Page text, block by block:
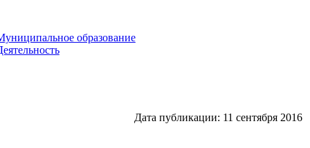
образование
Дата публикации: 11 сентября 2016